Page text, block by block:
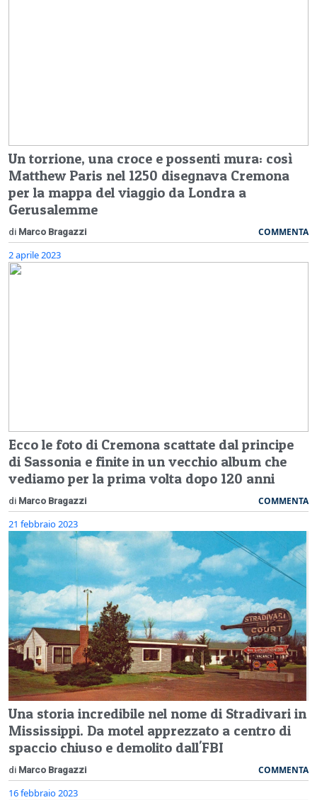
Un torrione, una croce e possenti mura: così
Matthew Paris nel 1250 disegnava Cremona
per la mappa del viaggio da Londra a
Gerusalemme
di Marco Bragazzi COMMENTA
2 aprile 2023
Ecco le foto di Cremona scattate dal principe
di Sassonia e finite in un vecchio album che
vediamo per la prima volta dopo 120 anni
di Marco Bragazzi COMMENTA
21 febbraio 2023
Una storia incredibile nel nome di Stradivari in
Mississippi. Da motel apprezzato a centro di
spaccio chiuso e demolito dall'FBI
di Marco Bragazzi COMMENTA
16 febbraio 2023